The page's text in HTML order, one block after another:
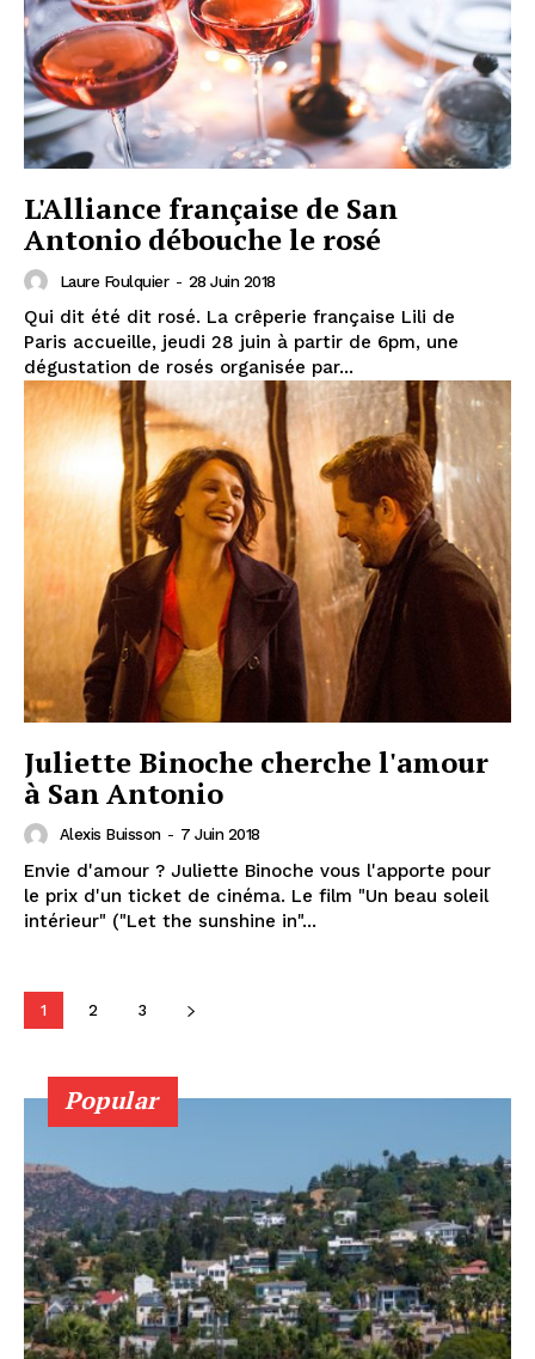
L'Alliance française de San
Antonio débouche le rosé
Laure Foulquier - 28 Juin 2018
Qui dit été dit rosé. La crêperie française Lili de
Paris accueille, jeudi 28 juin à partir de 6pm, une
dégustation de rosés organisée par...
Juliette Binoche cherche l'amour
à San Antonio
Alexis Buisson - 7 Juin 2018
Envie d'amour ? Juliette Binoche vous l'apporte pour
le prix d'un ticket de cinéma. Le film "Un beau soleil
intérieur" ("Let the sunshine in"...
1 2 3
Popular